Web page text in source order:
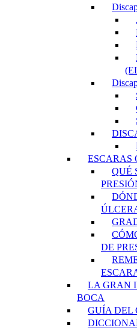
ESCARAS
QUÉ
DE
LA GRAN
BOCA
GUÍA DEL